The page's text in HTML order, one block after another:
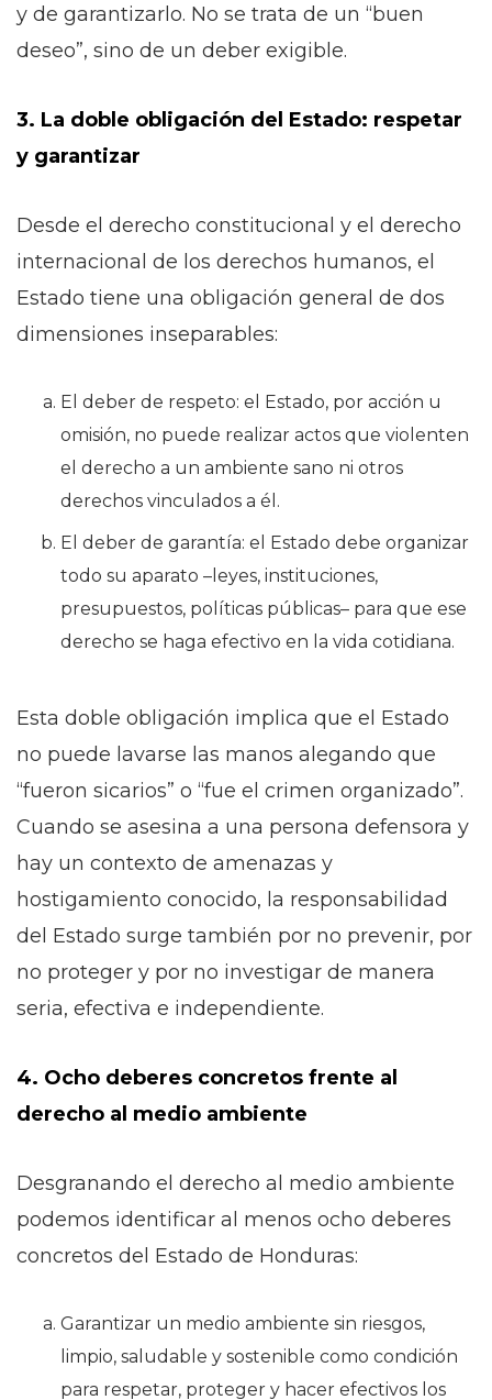
y de garantizarlo. No se trata de un “buen
deseo”, sino de un deber exigible.
3. La doble obligación del Estado: respetar
y garantizar
Desde el derecho constitucional y el derecho
internacional de los derechos humanos, el
Estado tiene una obligación general de dos
dimensiones inseparables:
El deber de respeto: el Estado, por acción u
omisión, no puede realizar actos que violenten
el derecho a un ambiente sano ni otros
derechos vinculados a él.
El deber de garantía: el Estado debe organizar
todo su aparato –leyes, instituciones,
presupuestos, políticas públicas– para que ese
derecho se haga efectivo en la vida cotidiana.
Esta doble obligación implica que el Estado
no puede lavarse las manos alegando que
“fueron sicarios” o “fue el crimen organizado”.
Cuando se asesina a una persona defensora y
hay un contexto de amenazas y
hostigamiento conocido, la responsabilidad
del Estado surge también por no prevenir, por
no proteger y por no investigar de manera
seria, efectiva e independiente.
4. Ocho deberes concretos frente al
derecho al medio ambiente
Desgranando el derecho al medio ambiente
podemos identificar al menos ocho deberes
concretos del Estado de Honduras:
Garantizar un medio ambiente sin riesgos,
limpio, saludable y sostenible como condición
para respetar, proteger y hacer efectivos los